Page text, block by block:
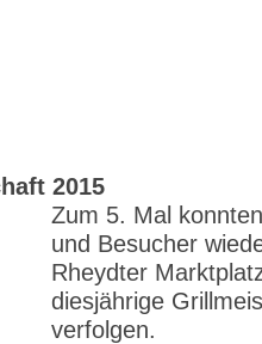
2015
Zum 5. Mal
und Besucher
Rheydter
diesjährige
verfolgen.